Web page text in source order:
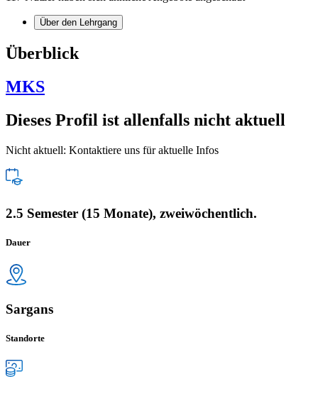
Über den Lehrgang
Überblick
MKS
Dieses Profil ist allenfalls nicht aktuell
Nicht aktuell: Kontaktiere uns für aktuelle Infos
2.5 Semester (15 Monate), zweiwöchentlich.
Dauer
Sargans
Standorte